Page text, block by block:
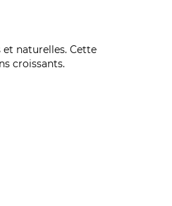
naturelles. Cette
croissants.